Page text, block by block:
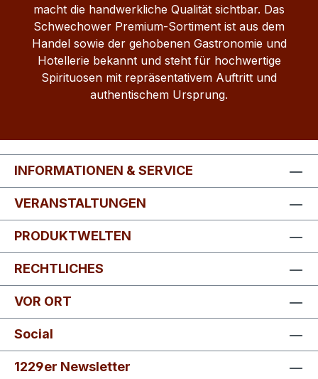
macht die handwerkliche Qualität sichtbar. Das
Schwechower Premium-Sortiment ist aus dem
Handel sowie der gehobenen Gastronomie und
Hotellerie bekannt und steht für hochwertige
Spirituosen mit repräsentativem Auftritt und
authentischem Ursprung.
INFORMATIONEN & SERVICE
VERANSTALTUNGEN
PRODUKTWELTEN
RECHTLICHES
VOR ORT
Social
1229er Newsletter